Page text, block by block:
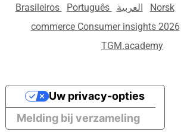
Brasileiros
Português العربية Norsk
commerce Consumer insights 2026
TGM.academy
Melding bij verzameling
Uw privacy-opties